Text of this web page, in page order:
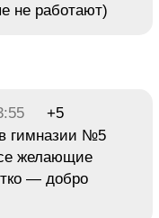
не работают)
+5
гимназии №5
желающие
— добро